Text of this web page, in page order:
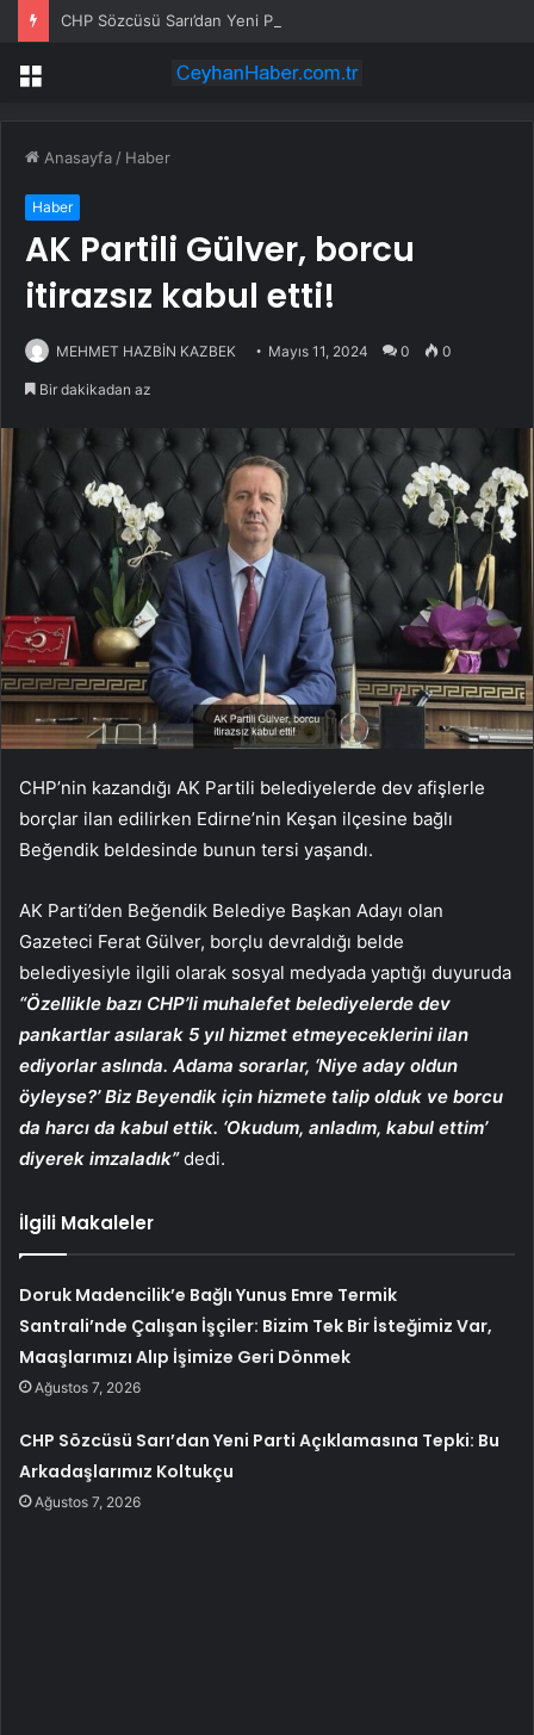
Menü
Anasayfa / Haber
Haber
AK Partili Gülver, borcu
itirazsız kabul etti!
MEHMET HAZBİN KAZBEK Mayıs 11, 2024 0 0
Bir dakikadan az
CHP’nin kazandığı AK Partili belediyelerde dev afişlerle
borçlar ilan edilirken Edirne’nin Keşan ilçesine bağlı
Beğendik beldesinde bunun tersi yaşandı.
AK Parti’den Beğendik Belediye Başkan Adayı olan
Gazeteci Ferat Gülver, borçlu devraldığı belde
belediyesiyle ilgili olarak sosyal medyada yaptığı duyuruda
“Özellikle bazı CHP’li muhalefet belediyelerde dev
pankartlar asılarak 5 yıl hizmet etmeyeceklerini ilan
ediyorlar aslında. Adama sorarlar, ‘Niye aday oldun
öyleyse?’ Biz Beyendik için hizmete talip olduk ve borcu
da harcı da kabul ettik. ‘Okudum, anladım, kabul ettim’
diyerek imzaladık”dedi.
İlgili Makaleler
Doruk Madencilik’e Bağlı Yunus Emre Termik
Santrali’nde Çalışan İşçiler: Bizim Tek Bir İsteğimiz Var,
Maaşlarımızı Alıp İşimize Geri Dönmek
Ağustos 7, 2026
CHP Sözcüsü Sarı’dan Yeni Parti Açıklamasına Tepki: Bu
Arkadaşlarımız Koltukçu
Ağustos 7, 2026